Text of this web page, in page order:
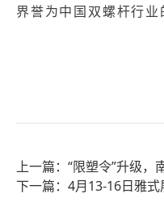
界誉为中国双螺杆行
“限塑令”升级，
4月13-16日雅